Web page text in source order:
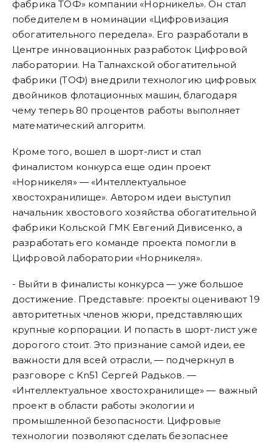
фабрика ТОФ» компании «Норникель». Он стал
победителем в номинации «Цифровизация
обогатительного передела». Его разработали в
Центре инновационных разработок Цифровой
лаборатории. На Талнахской обогатительной
фабрики (ТОФ) внедрили технологию цифровых
двойников флотационных машин, благодаря
чему теперь 80 процентов работы выполняет
математический алгоритм.
Кроме того, вошел в шорт-лист и стал
финалистом конкурса еще один проект
«Норникеля» — «Интеллектуальное
хвостохранилище». Автором идеи выступил
начальник хвостового хозяйства обогатительной
фабрики Кольской ГМК Евгений Дивисенко, а
разработать его команде проекта помогли в
Цифровой лаборатории «Норникеля».
- Выйти в финалисты конкурса — уже большое
достижение. Представьте: проекты оценивают 19
авторитетных членов жюри, представляющих
крупные корпорации. И попасть в шорт-лист уже
дорогого стоит. Это признание самой идеи, ее
важности для всей отрасли, — подчеркнул в
разговоре с Kn51 Сергей Радьков. —
«Интеллектуальное хвостохранилище» — важный
проект в области работы экологии и
промышленной безопасности. Цифровые
технологии позволяют сделать безопаснее